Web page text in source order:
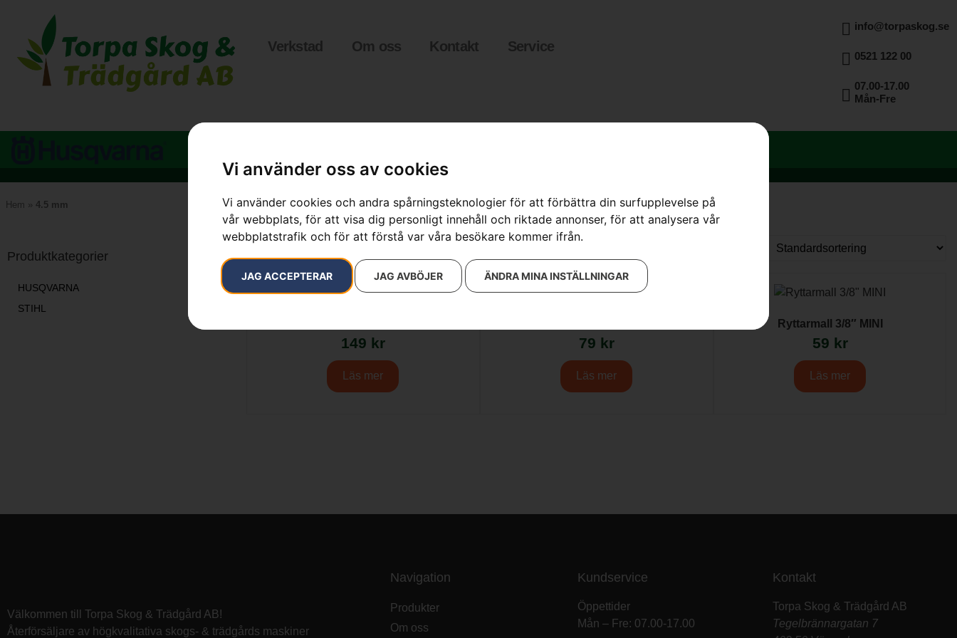
Vi använder oss av cookies
Vi använder cookies och andra spårningsteknologier för att förbättra din surfupplevelse på
vår webbplats, för att visa dig personligt innehåll och riktade annonser, för att analysera vår
webbplatstrafik och för att förstå var våra besökare kommer ifrån.
JAG ACCEPTERAR JAG AVBÖJER ÄNDRA MINA INSTÄLLNINGAR
Verkstad Om oss Kontakt Service
info@torpaskog.se
0521 122 00
07.00-17.00
Mån-Fre
Hem » 4.5 mm
Produktkategorier
HUSQVARNA
STIHL
Visar alla 3 resultat
149 kr
Läs mer
79 kr
Läs mer
Ryttarmall 3/8″ MINI
59 kr
Läs mer
Välkommen till Torpa Skog & Trädgård AB!
Återförsäljare av högkvalitativa skogs- & trädgårds maskiner
Navigation
Produkter
Om oss
Kundservice
Öppettider
Mån – Fre: 07.00-17.00
Kontakt
Torpa Skog & Trädgård AB
Tegelbrännargatan 7